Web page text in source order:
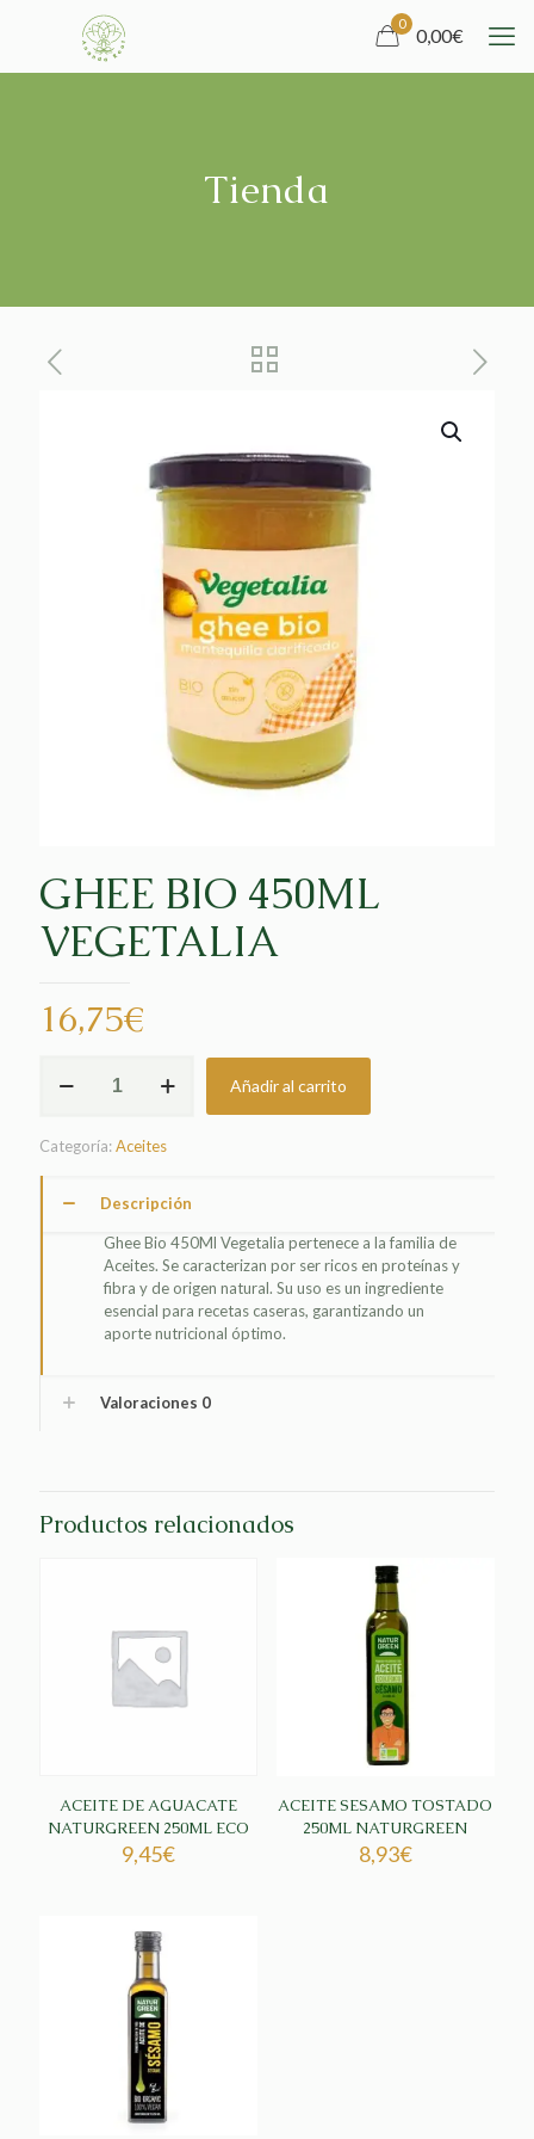
0
0,00€
Tienda
GHEE BIO 450ML
VEGETALIA
16,75€
BIO
cantidad
Añadir al carrito
Categoría:Aceites
Descripción
Ghee Bio 450Ml Vegetalia pertenece a la familia de
Aceites. Se caracterizan por ser ricos en proteínas y
fibra y de origen natural. Su uso es un ingrediente
esencial para recetas caseras, garantizando un
aporte nutricional óptimo.
Valoraciones 0
Productos relacionados
ACEITE DE AGUACATE
NATURGREEN 250ML ECO
9,45€
ACEITE SESAMO TOSTADO
250ML NATURGREEN
8,93€